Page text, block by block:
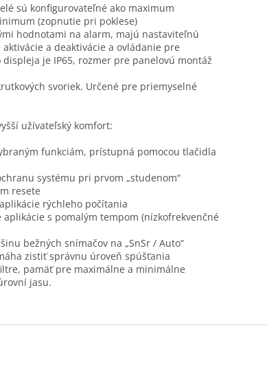
sú konfigurovateľné ako maximum
(zopnutie pri poklese)
hodnotami na alarm, majú nastaviteľnú
a deaktivácie a ovládanie pre
je IP65, rozmer pre panelovú montáž
svoriek. Určené pre priemyselné
užívateľský komfort:
funkciám, prístupná pomocou tlačidla
systému pri prvom „studenom“
resete
rýchleho počítania
aplikácie s pomalým tempom (nízkofrekvenčné
bežných snímačov na „SnSr / Auto“
zistiť správnu úroveň spúšťania
pamäť pre maximálne a minimálne
jasu.